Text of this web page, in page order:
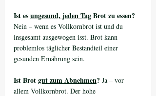
Ist es ungesund, jeden Tag Brot zu essen?
Nein – wenn es Vollkornbrot ist und du
insgesamt ausgewogen isst. Brot kann
problemlos täglicher Bestandteil einer
gesunden Ernährung sein.
Ist Brot gut zum Abnehmen? Ja – vor
allem Vollkornbrot. Der hohe